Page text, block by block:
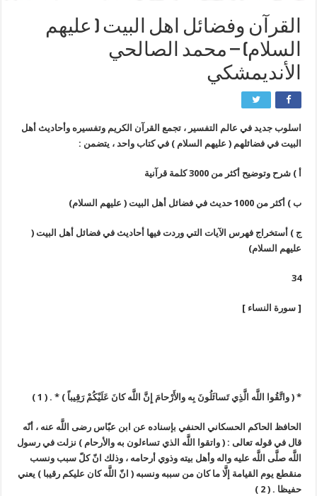
القرآن وفضائل اهل البيت ( عليهم
السلام) – محمد الصالحي
الأنديمشكي
اسلوب جديد في عالم التفسير ، تجمع القرآن الكريم وتفسيره وأحاديث أهل
البيت في فضائلهم ( عليهم السلام ) في كتاب واحد ، يتضمن :
أ ) شرح وتوضيح أكثر من 3000 كلمة قرآنية
ب ) أكثر من 1000 حديث في فضائل أهل البيت ( عليهم السلام)
ج ) أستخراج فهرس الآيات التي وردت فيها أحاديث في فضائل أهل البيت (
عليهم السلام)
34
[ سورة النساء ]
* ( واتَّقُوا اللَّه الَّذِي تَسائَلُونَ بِه والأَرْحامَ إِنَّ اللَّه كانَ عَلَيْكُمْ رَقِيباً ) * . ( 1 )
الحافظ الحاكم الحسكاني الحنفي بإسناده عن ابن عبّاس رضى اللَّه عنه ، أنّه
قال في قوله تعالى : ( واتقوا اللَّه الذي تساءلون به والأرحام ) نزلت في رسول
اللَّه صلَّى اللَّه عليه واله وأهل بيته وذوي أرحامه ، وذلك انّ كلّ سبب ونسب
منقطع يوم القيامة إلَّا ما كان من سببه ونسبه ( انّ اللَّه كان عليكم رقيبا ) يعني
حفيظا . ( 2 )